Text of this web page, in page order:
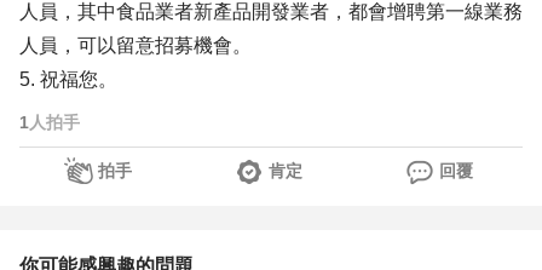
人員，其中食品業者新產品開發業者，都會增聘第一線業務
人員，可以留意招募機會。
5. 祝福您。
1 人拍手
拍手 肯定 回覆
你可能感興趣的問題